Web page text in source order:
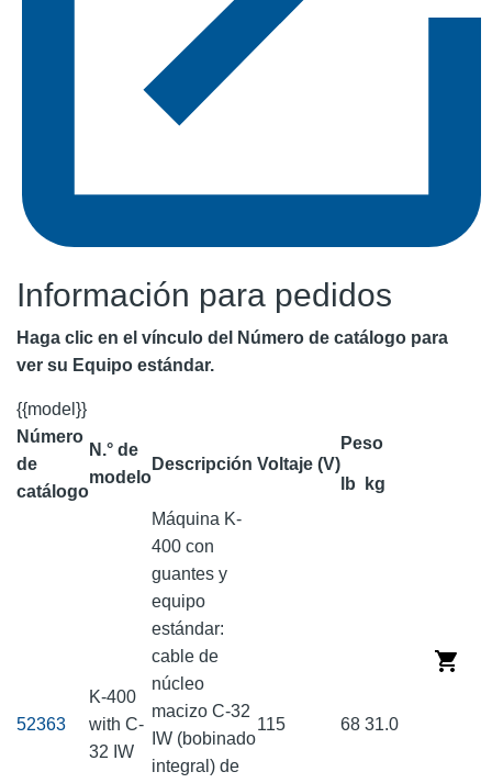
Información para pedidos
Haga clic en el vínculo del Número de catálogo para
ver su Equipo estándar.
{{model}}
Número
de
catálogo
N.° de
modelo
Descripción Voltaje (V)
Peso
lb kg
52363
K-400
with C-
32 IW
Máquina K-
400 con
guantes y
equipo
estándar:
cable de
núcleo
macizo C-32
IW (bobinado
integral) de
115 68 31.0